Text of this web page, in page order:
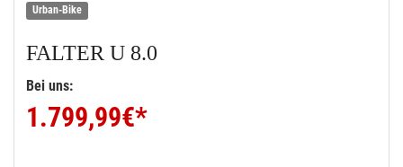
Urban-Bike
FALTER U 8.0
Bei uns:
1.799,99€*